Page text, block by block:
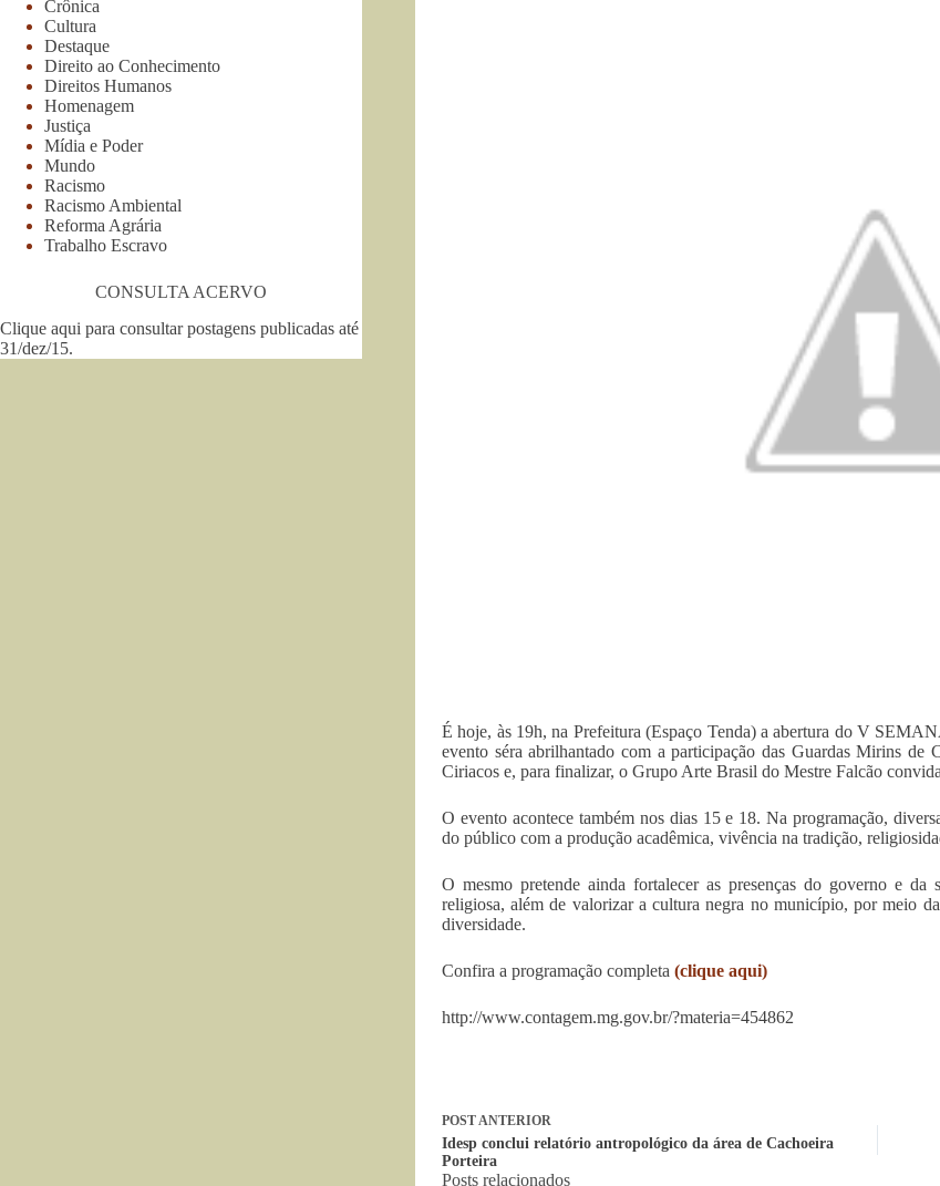
É hoje, às 19h, na Prefeitura (Espaço Tenda) a abertura do V
evento séra abrilhantado com a participação das Guardas Mirins
Ciriacos e, para finalizar, o Grupo Arte Brasil do Mestre Falcão
O evento acontece também nos dias 15 e 18. Na programação,
do público com a produção acadêmica, vivência na tradição,
O mesmo pretende ainda fortalecer as presenças do governo e da
religiosa, além de valorizar a cultura negra no município, por meio
diversidade.
Confira a programação completa (clique aqui)
http://www.contagem.mg.gov.br/?materia=454862
POSTANTERIOR
Idesp conclui relatório antropológico da área de Cachoeira
Porteira
Posts relacionados
Crônica
Cultura
Destaque
Direito ao Conhecimento
Direitos Humanos
Homenagem
Justiça
Mídia e Poder
Mundo
Racismo
Racismo Ambiental
Reforma Agrária
Trabalho Escravo
CONSULTA ACERVO
Clique aqui para consultar postagens publicadas até
31/dez/15.